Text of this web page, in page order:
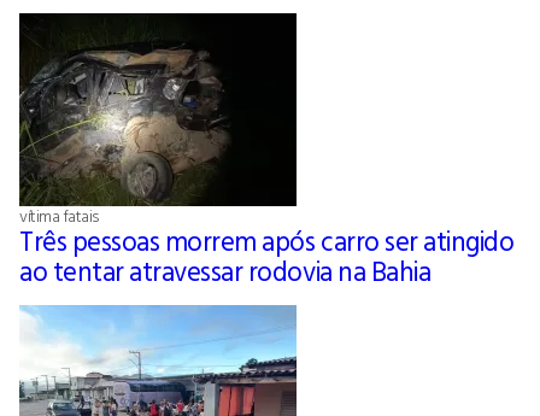
vítima fatais
Três pessoas morrem após carro ser atingido
ao tentar atravessar rodovia na Bahia